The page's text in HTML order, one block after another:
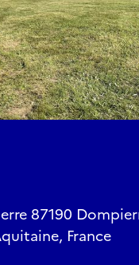
87190
France